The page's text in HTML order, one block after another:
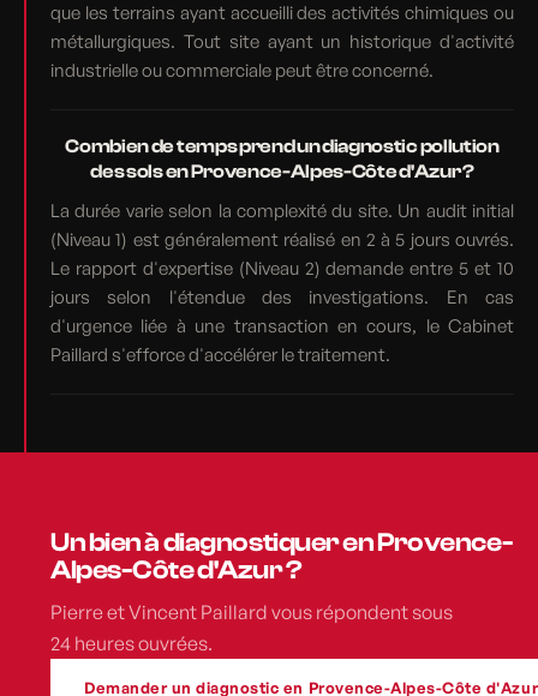
que les terrains ayant accueilli des activités chimiques ou
métallurgiques. Tout site ayant un historique d'activité
industrielle ou commerciale peut être concerné.
Combien de temps prend un diagnostic pollution
des sols en Provence-Alpes-Côte d'Azur ?
La durée varie selon la complexité du site. Un audit initial
(Niveau 1) est généralement réalisé en 2 à 5 jours ouvrés.
Le rapport d'expertise (Niveau 2) demande entre 5 et 10
jours selon l'étendue des investigations. En cas
d'urgence liée à une transaction en cours, le Cabinet
Paillard s'efforce d'accélérer le traitement.
Un bien à diagnostiquer en Provence-
Alpes-Côte d'Azur ?
Pierre et Vincent Paillard vous répondent sous
24 heures ouvrées.
Demander un diagnostic en Provence-Alpes-Côte d'Azur